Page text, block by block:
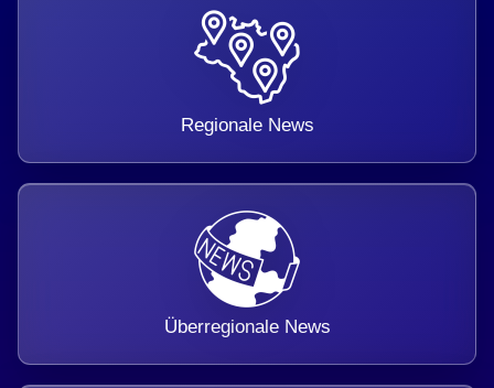
Regionale News
Überregionale News